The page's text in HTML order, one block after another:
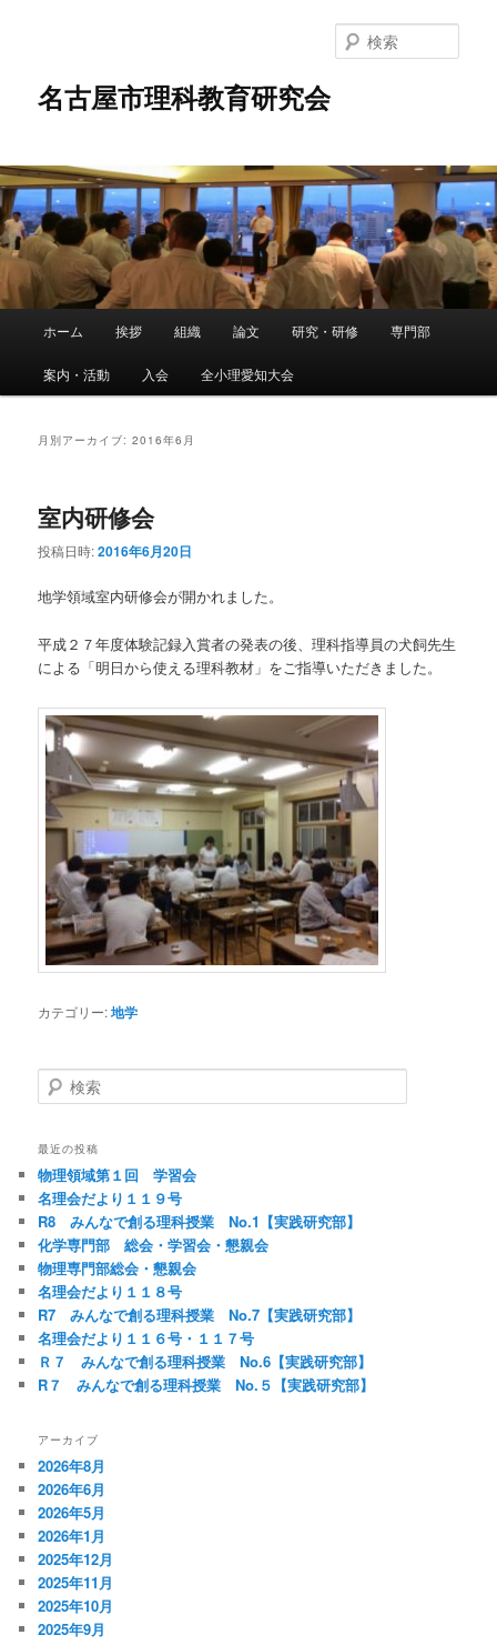
ツ
へ
移
動
へ
移
動
名古屋市理科教育研究会
索
メ
ホーム 挨拶 組織 論文 研究・研修 専門部
案内・活動 入会 全小理愛知大会
月別アーカイブ:2016年6月
室内研修会
投稿日時:2016年6月20日
地学領域室内研修会が開かれました。
平成２７年度体験記録入賞者の発表の後、理科指導員の犬飼先生
による「明日から使える理科教材」をご指導いただきました。
カテゴリー:地学
検
索
最近の投稿
物理領域第１回 学習会
名理会だより１１９号
R8 みんなで創る理科授業 No.1【実践研究部】
化学専門部 総会・学習会・懇親会
物理専門部総会・懇親会
名理会だより１１８号
R7 みんなで創る理科授業 No.7【実践研究部】
名理会だより１１６号・１１７号
Ｒ７ みんなで創る理科授業 No.6【実践研究部】
R７ みんなで創る理科授業 No.５【実践研究部】
アーカイブ
2026年8月
2026年6月
2026年5月
2026年1月
2025年12月
2025年11月
2025年10月
2025年9月